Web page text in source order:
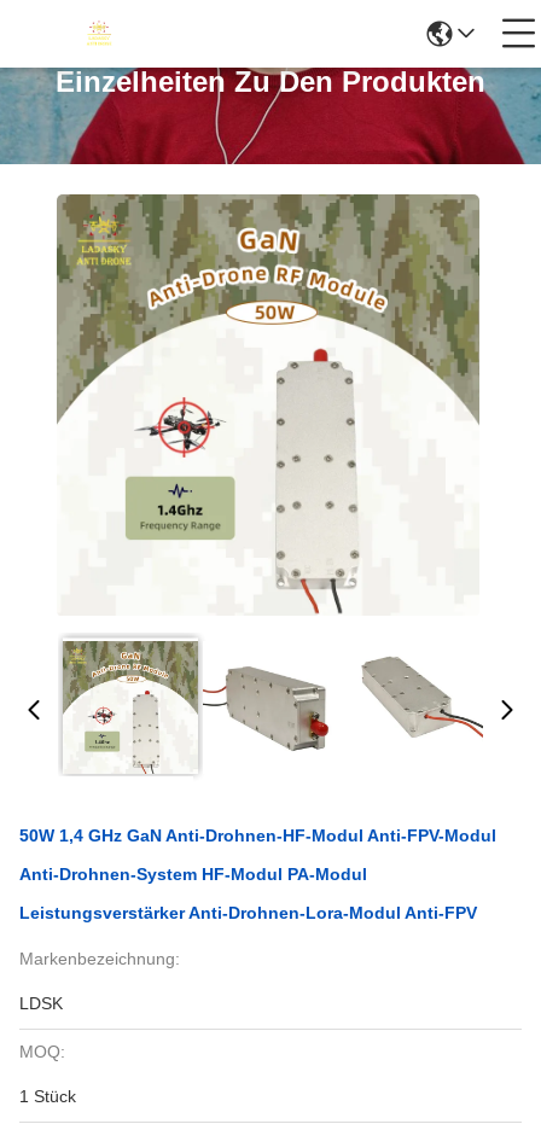
Einzelheiten Zu Den Produkten
50W 1,4 GHz GaN Anti-Drohnen-HF-Modul Anti-FPV-Modul
Anti-Drohnen-System HF-Modul PA-Modul
Leistungsverstärker Anti-Drohnen-Lora-Modul Anti-FPV
Markenbezeichnung:
LDSK
MOQ:
1 Stück